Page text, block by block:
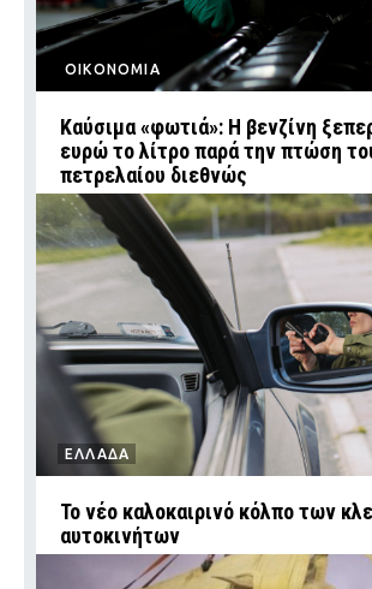
ΟΙΚΟΝΟΜΙΑ
Καύσιμα «φωτιά»: Η βενζίνη
ευρώ το λίτρο παρά την πτώση
πετρελαίου διεθνώς
ΕΛΛΑΔΑ
Το νέο καλοκαιρινό κόλπο των
αυτοκινήτων